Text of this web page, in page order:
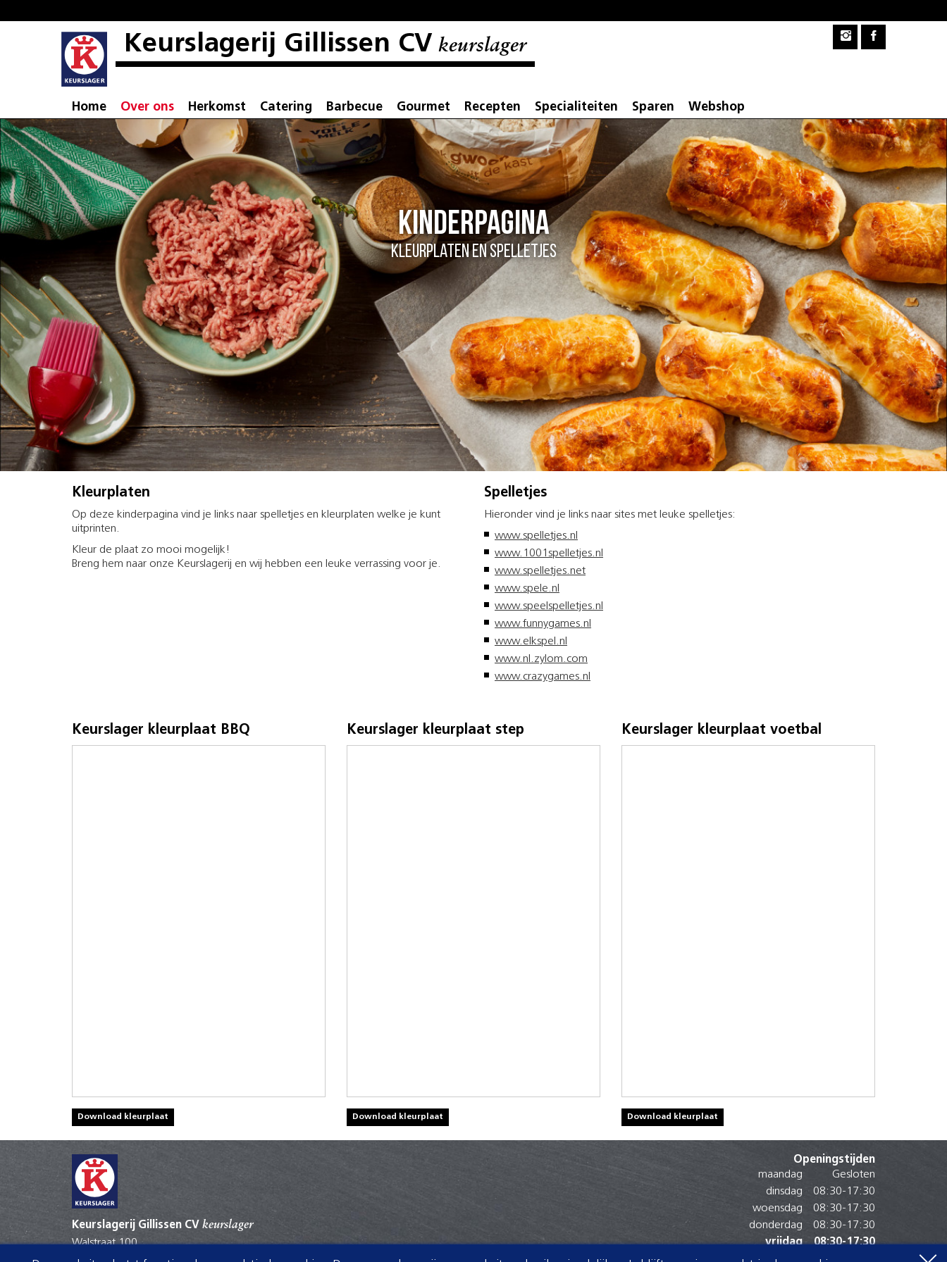
Keurslagerij Gillissen CV keurslager
Home Over ons Herkomst Catering Barbecue Gourmet Recepten Specialiteiten Sparen Webshop
Kinderpagina
Kleurplaten en Spelletjes
Kleurplaten
Op deze kinderpagina vind je links naar spelletjes en kleurplaten welke je kunt
uitprinten.
Kleur de plaat zo mooi mogelijk!
Breng hem naar onze Keurslagerij en wij hebben een leuke verrassing voor je.
Spelletjes
Hieronder vind je links naar sites met leuke spelletjes:
www.spelletjes.nl
www.1001spelletjes.nl
www.spelletjes.net
www.spele.nl
www.speelspelletjes.nl
www.funnygames.nl
www.elkspel.nl
www.nl.zylom.com
www.crazygames.nl
Keurslager kleurplaat BBQ
Download kleurplaat
Keurslager kleurplaat step
Download kleurplaat
Keurslager kleurplaat voetbal
Download kleurplaat
Keurslagerij Gillissen CV keurslager
Walstraat 100
4381GE Vlissingen
Openingstijden
maandag
Gesloten
dinsdag
08:30-17:30
woensdag
08:30-17:30
donderdag
08:30-17:30
vrijdag
08:30-17:30
zaterdag
08:30